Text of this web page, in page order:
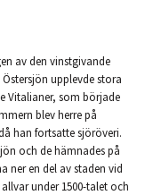
av den vinstgivande
upplevde stora
Vitalianer, som började
blev herre på
han fortsatte sjöröveri.
och de hämnades på
ner en del av staden vid
under 1500-talet och